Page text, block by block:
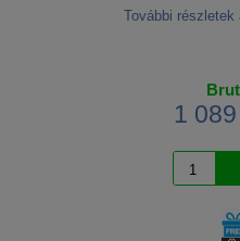
További részletek
1